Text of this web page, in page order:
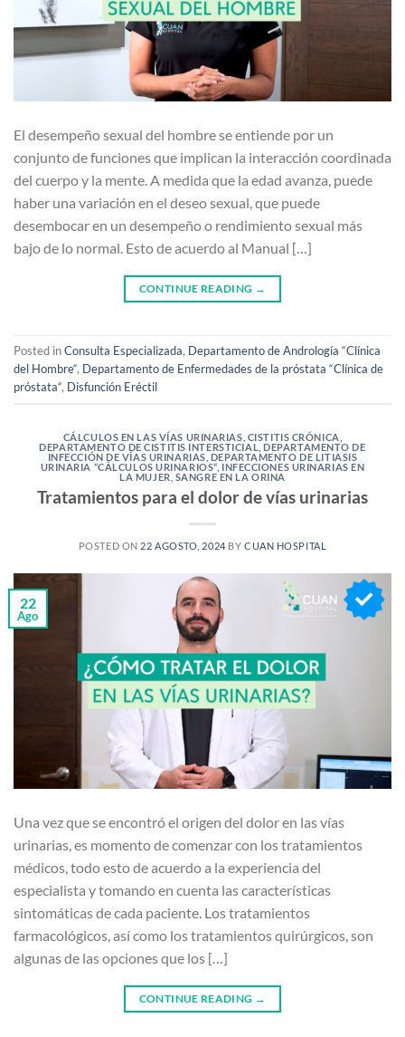
El desempeño sexual del hombre se entiende por un
conjunto de funciones que implican la interacción coordinada
del cuerpo y la mente. A medida que la edad avanza, puede
haber una variación en el deseo sexual, que puede
desembocar en un desempeño o rendimiento sexual más
bajo de lo normal. Esto de acuerdo al Manual […]
CONTINUE READING →
Posted inConsulta Especializada, Departamento de Andrología “Clínica
del Hombre“, Departamento de Enfermedades de la próstata “Clínica de
próstata“, Disfunción Eréctil
CÁLCULOS EN LAS VÍAS URINARIAS CISTITIS CRÓNICA
DEPARTAMENTO DE CISTITIS INTERSTICIAL
,DEPARTAMENTO DE
INFECCIÓN DE VÍAS URINARIAS DEPARTAMENTO DE LITIASIS
URINARIA “CÁLCULOS URINARIOS“, INFECCIONES URINARIAS EN
LA MUJER SANGRE EN LA ORINA
Tratamientos para el dolor de vías urinarias
POSTED ON 22 AGOSTO, 2024 BY CUAN HOSPITAL
22
Ago
Una vez que se encontró el origen del dolor en las vías
urinarias, es momento de comenzar con los tratamientos
médicos, todo esto de acuerdo a la experiencia del
especialista y tomando en cuenta las características
sintomáticas de cada paciente. Los tratamientos
farmacológicos, así como los tratamientos quirúrgicos, son
algunas de las opciones que los […]
CONTINUE READING →